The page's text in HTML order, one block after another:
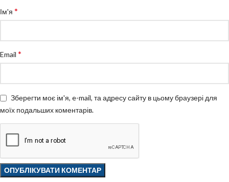
Ім'я *
Email *
Зберегти моє ім'я, e-mail, та адресу сайту в цьому браузері для
моїх подальших коментарів.